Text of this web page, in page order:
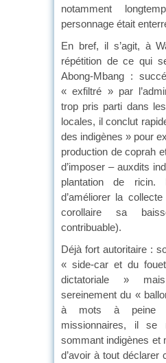
notamment
personnage était
En bref, il s’agit, à
répétition de ce qui
Abong-Mbang :
« exfiltré » par
trop pris parti dans
locales, il conclut
des indigènes » pour
production de coprah
d’imposer – auxdits
plantation de ricin.
d’améliorer la
corollaire sa
contribuable).
Déjà fort autoritaire :
« side-car et du
dictatoriale »
sereinement du «
à mots à peine
missionnaires, il se
sommant indigènes et
d’avoir à tout déclarer